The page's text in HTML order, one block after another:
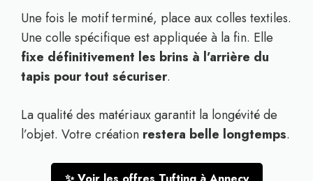
Une fois le motif terminé, place aux colles textiles.
Une colle spécifique est appliquée à la fin. Elle
fixe définitivement les brins à l’arrière du
tapis pour tout sécuriser.
La qualité des matériaux garantit la longévité de
l’objet. Votre création restera belle longtemps.